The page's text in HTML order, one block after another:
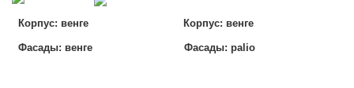
Корпус: венге Корпус: венге
Фасады: венге Фасады: palio